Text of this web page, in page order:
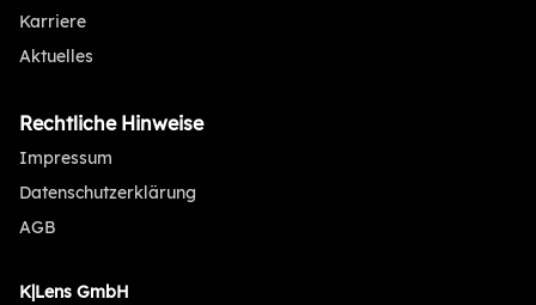
Karriere
Aktuelles
Rechtliche Hinweise
Impressum
Datenschutzerklärung
AGB
K|Lens GmbH